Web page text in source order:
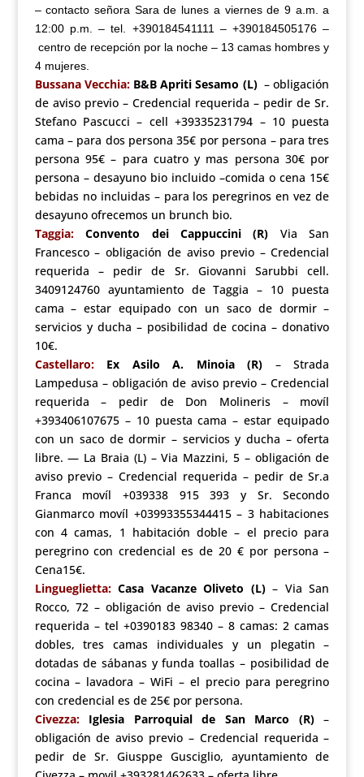
– contacto señora Sara de lunes a viernes de 9 a.m. a
12:00 p.m. – tel. +390184541111 – +390184505176 –
centro de recepción por la noche – 13 camas hombres y
4 mujeres.
Bussana Vecchia:B&B Apriti Sesamo (L)– obligación
de aviso previo – Credencial requerida – pedir de Sr.
Stefano Pascucci – cell +39335231794 – 10 puesta
cama – para dos persona 35€ por persona – para tres
persona 95€ – para cuatro y mas persona 30€ por
persona – desayuno bio incluido –comida o cena 15€
bebidas no incluidas – para los peregrinos en vez de
desayuno ofrecemos un brunch bio.
Taggia:Convento dei Cappuccini (R) Via San
Francesco – obligación de aviso previo – Credencial
requerida – pedir de Sr. Giovanni Sarubbi cell.
3409124760 ayuntamiento de Taggia – 10 puesta
cama – estar equipado con un saco de dormir –
servicios y ducha – posibilidad de cocina – donativo
10€.
Castellaro: Ex Asilo A. Minoia (R) – Strada
Lampedusa – obligación de aviso previo – Credencial
requerida – pedir de Don Molineris – movíl
+393406107675 – 10 puesta cama – estar equipado
con un saco de dormir – servicios y ducha – oferta
libre. — La Braia (L) – Via Mazzini, 5 – obligación de
aviso previo – Credencial requerida – pedir de Sr.a
Franca movíl +039338 915 393 y Sr. Secondo
Gianmarco movíl +03993355344415 – 3 habitaciones
con 4 camas, 1 habitación doble – el precio para
peregrino con credencial es de 20 € por persona –
Cena15€.
Lingueglietta:Casa Vacanze Oliveto (L)– Via San
Rocco, 72 – obligación de aviso previo – Credencial
requerida – tel +0390183 98340 – 8 camas: 2 camas
dobles, tres camas individuales y un plegatin –
dotadas de sábanas y funda toallas – posibilidad de
cocina – lavadora – WiFi – el precio para peregrino
con credencial es de 25€ por persona.
Civezza:Iglesia Parroquial de San Marco (R)–
obligación de aviso previo – Credencial requerida –
pedir de Sr. Giusppe Gusciglio, ayuntamiento de